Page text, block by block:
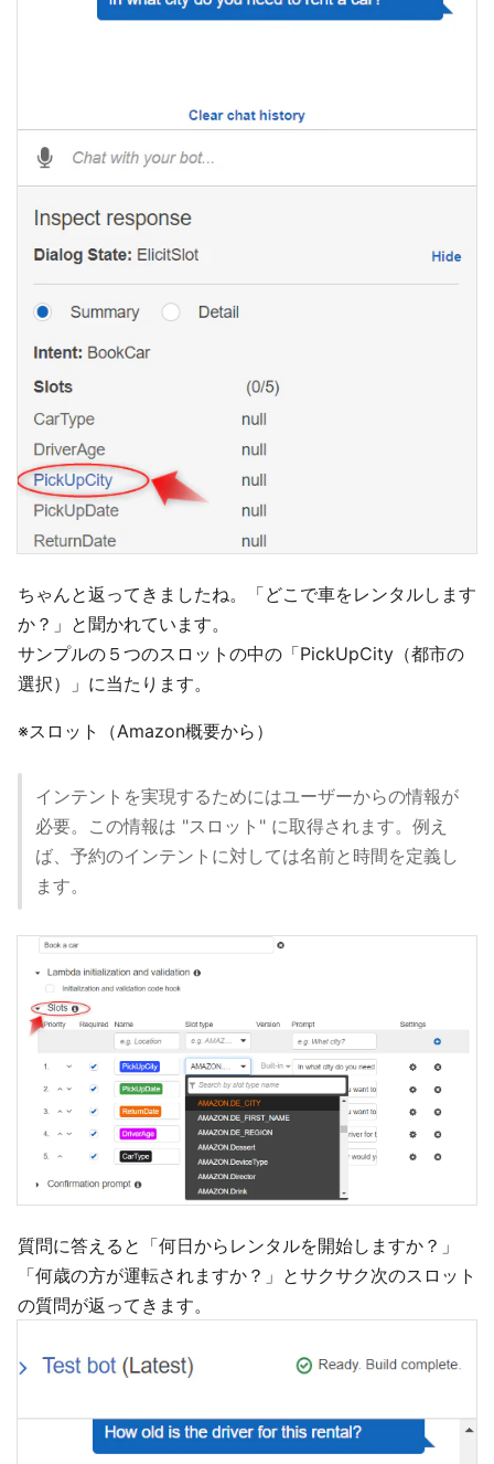
ちゃんと返ってきましたね。「どこで車をレンタルします
か？」と聞かれています。
サンプルの５つのスロットの中の「PickUpCity（都市の
選択）」に当たります。
※スロット（Amazon概要から）
インテントを実現するためにはユーザーからの情報が
必要。この情報は "スロット" に取得されます。例え
ば、予約のインテントに対しては名前と時間を定義し
ます。
質問に答えると「何日からレンタルを開始しますか？」
「何歳の方が運転されますか？」とサクサク次のスロット
の質問が返ってきます。